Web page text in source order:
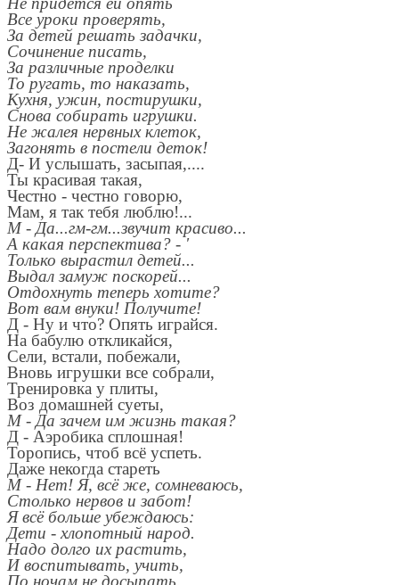
Все уроки проверять,
За детей решать задачки,
Сочинение писать,
За различные проделки
То ругать, то наказать,
Кухня, ужин, постирушки,
Снова собирать игрушки.
Не жалея нервных клеток,
Загонять в постели деток!
Д- И услышать, засыпая,....
Ты красивая такая,
Честно - честно говорю,
Мам, я так тебя люблю!...
М - Да...гм-гм...звучит красиво...
А какая перспектива? - '
Только вырастил детей...
Выдал замуж поскорей...
Отдохнуть теперь хотите?
Вот вам внуки! Получите!
Д - Ну и что? Опять играйся.
На бабулю откликайся,
Сели, встали, побежали,
Вновь игрушки все собрали,
Тренировка у плиты,
Воз домашней суеты,
М - Да зачем им жизнь такая?
Д - Аэробика сплошная!
Торопись, чтоб всё успеть.
Даже некогда стареть
М - Нет! Я, всё же, сомневаюсь,
Столько нервов и забот!
Я всё больше убеждаюсь:
Дети - хлопотный народ.
Надо долго их растить,
И воспитывать, учить,
По ночам не досыпать,